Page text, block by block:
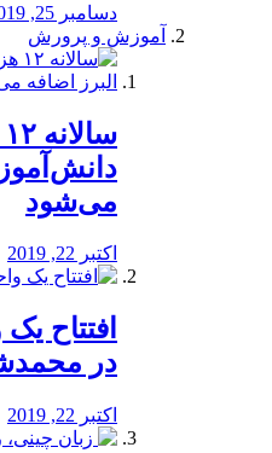
دسامبر 25, 2019
آموزش و پرورش
می‌شود
اکتبر 22, 2019
افتتاح
در
اکتبر 22, 2019